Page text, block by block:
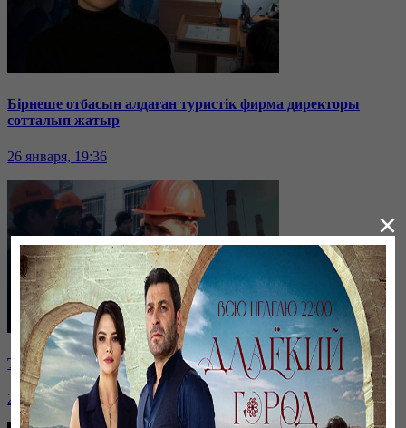
Бірнеше отбасын алдаған туристік фирма директоры
сотталып жатыр
26 января, 19:36
Таразда ТЭЦ қызметкерлері жалақы көтеруді талап етті
26 января, 19:36
×